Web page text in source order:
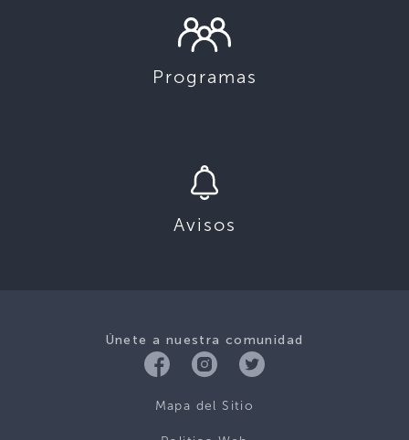
Programas
Avisos
Únete a nuestra comunidad
Mapa del Sitio